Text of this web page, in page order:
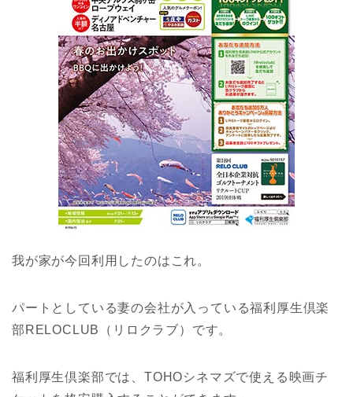
我が家が今回利用したのはこれ。
パートとしている妻の会社が入っている福利厚生倶楽
部RELOCLUB（リロクラブ）です。
福利厚生倶楽部では、TOHOシネマズで使える映画チ